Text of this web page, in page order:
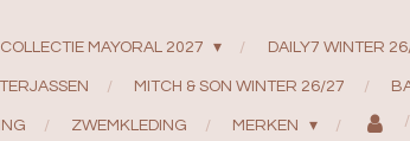
MAYORAL 2027 DAILY7 WINTER
MITCH & SON WINTER 26/27
ZWEMKLEDING MERKEN